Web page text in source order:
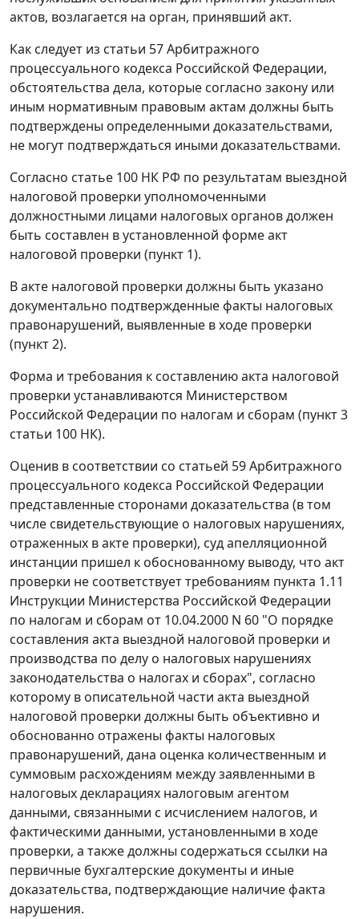
актов, возлагается на орган, принявший акт.
Как следует из статьи 57Арбитражного
процессуального кодекса Российской Федерации,
обстоятельства дела, которые согласно закону или
иным нормативным правовым актам должны быть
подтверждены определенными доказательствами,
не могут подтверждаться иными доказательствами.
Согласно статье 100 НК РФ по результатам выездной
налоговой проверки уполномоченными
должностными лицами налоговых органов должен
быть составлен в установленной форме акт
налоговой проверки (пункт 1).
В акте налоговой проверки должны быть указано
документально подтвержденные факты налоговых
правонарушений, выявленные в ходе проверки
(пункт 2).
Форма и требования к составлению акта налоговой
проверки устанавливаются Министерством
Российской Федерации по налогам и сборам (пункт 3
статьи 100 НК).
Оценив в соответствии со статьей 59Арбитражного
процессуального кодекса Российской Федерации
представленные сторонами доказательства (в том
числе свидетельствующие о налоговых нарушениях,
отраженных в акте проверки), суд апелляционной
инстанции пришел к обоснованному выводу, что акт
проверки не соответствует требованиям пункта 1.11
Инструкции Министерства Российской Федерации
по налогам и сборам от 10.04.2000 N 60 "О порядке
составления акта выездной налоговой проверки и
производства по делу о налоговых нарушениях
законодательства о налогах и сборах", согласно
которому в описательной части акта выездной
налоговой проверки должны быть объективно и
обоснованно отражены факты налоговых
правонарушений, дана оценка количественным и
суммовым расхождениям между заявленными в
налоговых декларациях налоговым агентом
данными, связанными с исчислением налогов, и
фактическими данными, установленными в ходе
проверки, а также должны содержаться ссылки на
первичные бухгалтерские документы и иные
доказательства, подтверждающие наличие факта
нарушения.